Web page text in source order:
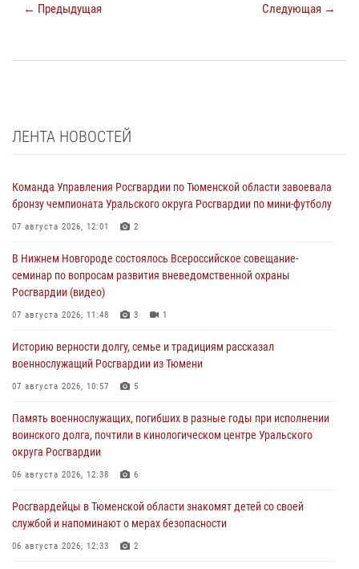
← Предыдущая Следующая →
ЛЕНТА НОВОСТЕЙ
Команда Управления Росгвардии по Тюменской области завоевала
бронзу чемпионата Уральского округа Росгвардии по мини-футболу
07 августа 2026, 12:01 2
В Нижнем Новгороде состоялось Всероссийское совещание-
семинар по вопросам развития вневедомственной охраны
Росгвардии (видео)
07 августа 2026, 11:48 3 1
Историю верности долгу, семье и традициям рассказал
военнослужащий Росгвардии из Тюмени
07 августа 2026, 10:57 5
Память военнослужащих, погибших в разные годы при исполнении
воинского долга, почтили в кинологическом центре Уральского
округа Росгвардии
06 августа 2026, 12:38 6
Росгвардейцы в Тюменской области знакомят детей со своей
службой и напоминают о мерах безопасности
06 августа 2026, 12:33 2